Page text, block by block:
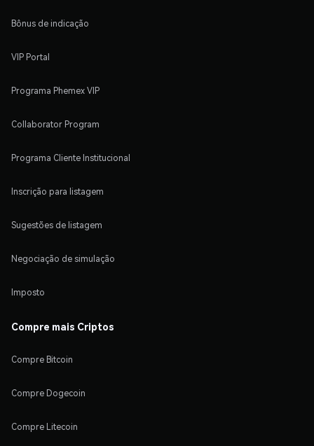
Bônus de indicação
VIP Portal
Programa Phemex VIP
Collaborator Program
Programa Cliente Institucional
Inscrição para listagem
Sugestões de listagem
Negociação de simulação
Imposto
Compre mais Criptos
Compre Bitcoin
Compre Dogecoin
Compre Litecoin